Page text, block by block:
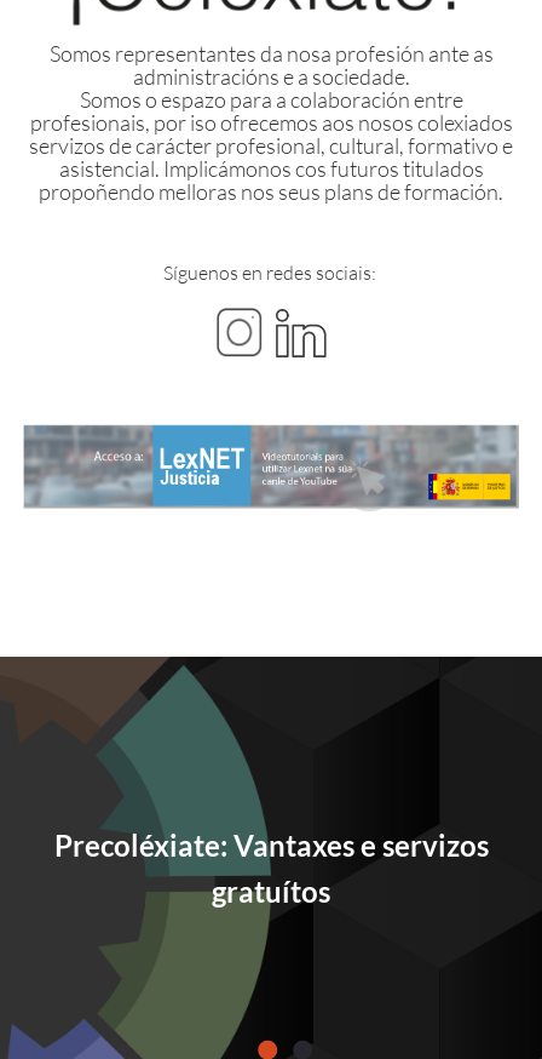
Somos representantes da nosa profesión ante as
administracións e a sociedade.
Somos o espazo para a colaboración entre
profesionais, por iso ofrecemos aos nosos colexiados
servizos de carácter profesional, cultural, formativo e
asistencial. Implicámonos cos futuros titulados
propoñendo melloras nos seus plans de formación.
Síguenos en redes sociais:
Precoléxiate: Vantaxes e servizos
gratuítos